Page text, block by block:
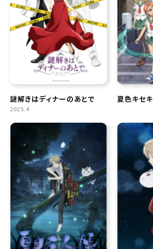
謎解きはディナーのあとで
2025.4
夏色キセキ